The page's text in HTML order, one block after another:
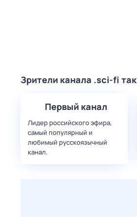
Зрители канала .sci-fi
Первый канал
Лидер российского эфира,
самый популярный и
любимый русскоязычный
канал.